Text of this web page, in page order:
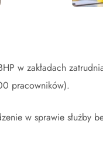
w zakładach
pracowników).
w sprawie służby